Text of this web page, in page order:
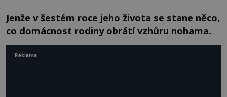
Jenže v šestém roce jeho života se stane něco,
co domácnost rodiny obrátí vzhůru nohama.
Reklama